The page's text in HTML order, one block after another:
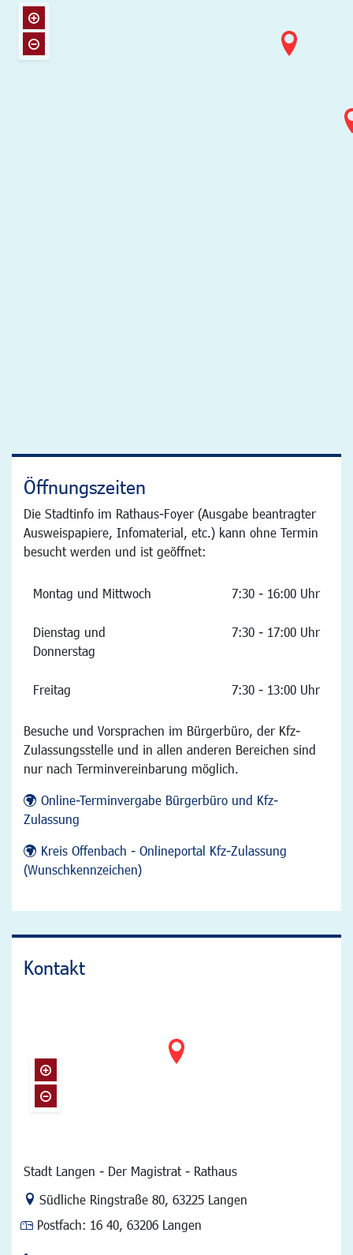
Öffnungszeiten
Die Stadtinfo im Rathaus-Foyer (Ausgabe beantragter
Ausweispapiere, Infomaterial, etc.) kann ohne Termin
besucht werden und ist geöffnet:
Montag und Mittwoch 7:30 - 16:00 Uhr
Dienstag und
Donnerstag
7:30 - 17:00 Uhr
Freitag 7:30 - 13:00 Uhr
Besuche und Vorsprachen im Bürgerbüro, der Kfz-
Zulassungsstelle und in allen anderen Bereichen sind
nur nach Terminvereinbarung möglich.
Online-Terminvergabe Bürgerbüro und Kfz-
Zulassung
Kreis Offenbach - Onlineportal Kfz-Zulassung
(Wunschkennzeichen)
Kontakt
Stadt Langen - Der Magistrat - Rathaus
Link zur Google-Maps Navigation
Südliche Ringstraße 80, 63225 Langen
Postfach: 16 40, 63206 Langen